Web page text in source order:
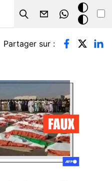
Search
Mode
sombre
Partager sur :